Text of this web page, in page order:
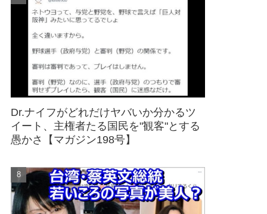
Dr.ナイフがどれだけヤバいか分かるツ
イート、主権者たる国民を"観客"とする
愚かさ【マガジン198号】